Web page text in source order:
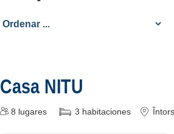
Casa NITU
8 lugares 3 habitaciones